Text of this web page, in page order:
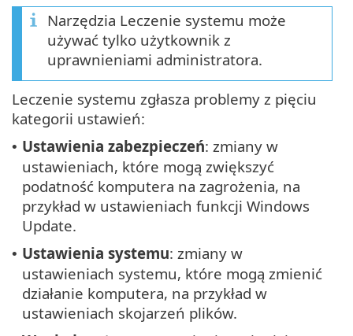
Narzędzia Leczenie systemu może
używać tylko użytkownik z
uprawnieniami administratora.
Leczenie systemu zgłasza problemy z pięciu
kategorii ustawień:
• Ustawienia zabezpieczeń: zmiany w
ustawieniach, które mogą zwiększyć
podatność komputera na zagrożenia, na
przykład w ustawieniach funkcji Windows
Update.
• Ustawienia systemu: zmiany w
ustawieniach systemu, które mogą zmienić
działanie komputera, na przykład w
ustawieniach skojarzeń plików.